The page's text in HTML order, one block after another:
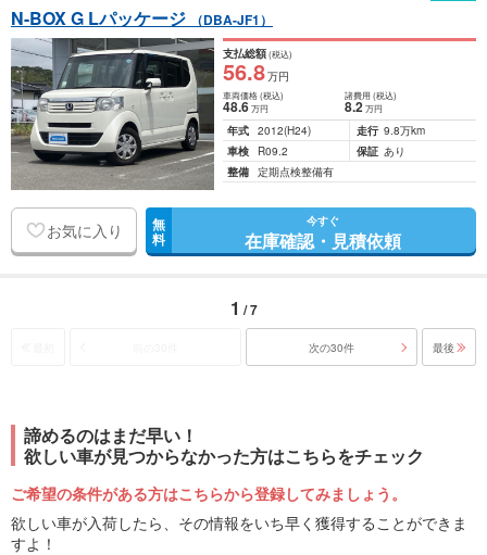
N-BOX G Lパッケージ （DBA-JF1）
支払総額(税込)
56.8万円
車両価格(税込)
48.6万円
諸費用 (税込)
8.2 万円
年式 2012(H24) 走行 9.8万km
車検
R09.2 保証 あり
整備 定期点検整備有
お気に入り 無
料
今すぐ
在庫確認・見積依頼
1 / 7
次の30件 最後
諦めるのはまだ早い！
欲しい車が見つからなかった方はこちらをチェック
ご希望の条件がある方はこちらから登録してみましょう。
欲しい車が入荷したら、その情報をいち早く獲得することができま
すよ！